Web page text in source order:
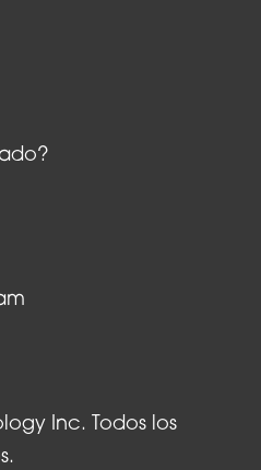
Inc. Todos los